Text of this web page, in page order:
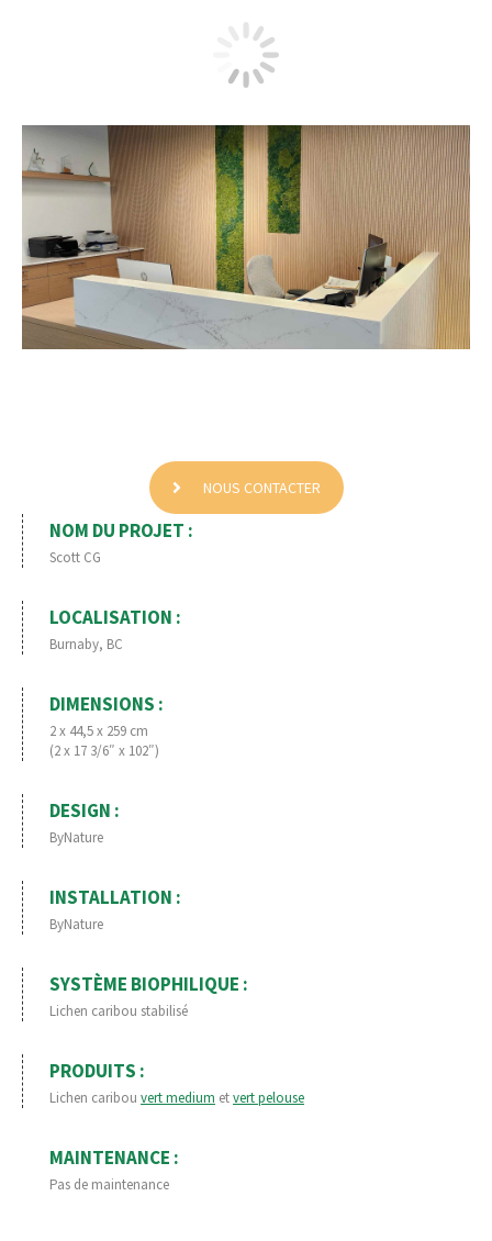
Scott CG
NOUS CONTACTER
NOM DU PROJET :
Scott CG
LOCALISATION :
Burnaby, BC
DIMENSIONS :
2 x 44,5 x 259 cm
(2 x 17 3/6″ x 102″)
DESIGN :
ByNature
INSTALLATION :
ByNature
SYSTÈME BIOPHILIQUE :
Lichen caribou stabilisé
PRODUITS :
Lichen caribou vert medium etvert pelouse
MAINTENANCE :
Pas de maintenance